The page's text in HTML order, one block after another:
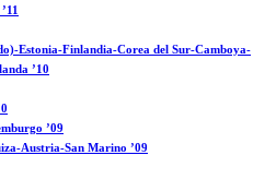
Estonia-Finlandia-Corea del Sur-Camboya-
’10
’09
Austria-San Marino ’09